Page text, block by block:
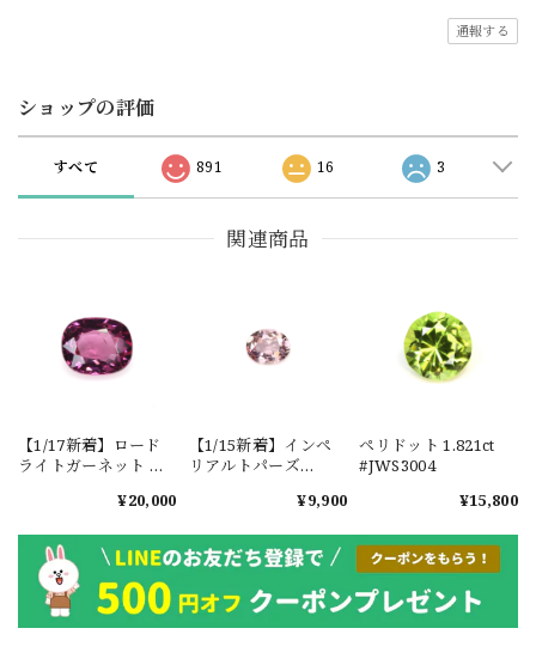
通報する
ショップの評価
すべて 891 16 3
関連商品
【1/17新着】ロード
ライトガーネット タ
1.601ct【ソーティン
¥20,000
【1/15新着】インペ
リアルトパーズ
¥9,900
ペリドット 1.821ct
#JWS3004
¥15,800